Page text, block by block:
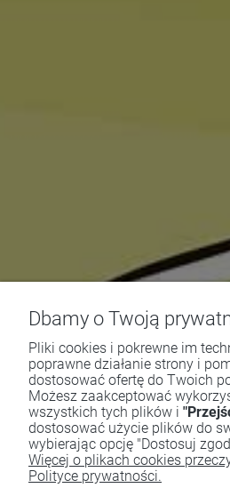
Dbamy o Twoją
Pliki cookies i pokrewne im
poprawne działanie strony i
dostosować ofertę do Twoich
Możesz zaakceptować
wszystkich tych plików i
dostosować użycie plików do
wybierając opcję "Dostosuj
Więcej o plikach cookies
Polityce prywatności.